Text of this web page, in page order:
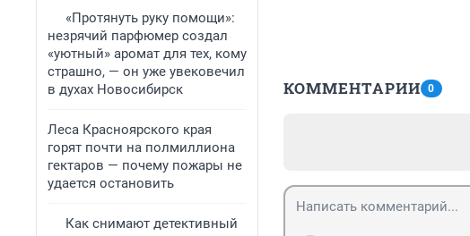
«Протянуть руку помощи»:
незрячий парфюмер создал
«уютный» аромат для тех, кому
страшно, — он уже увековечил
в духах Новосибирск
Леса Красноярского края
горят почти на полмиллиона
гектаров — почему пожары не
удается остановить
Как снимают детективный
КОММЕНТАРИИ 0